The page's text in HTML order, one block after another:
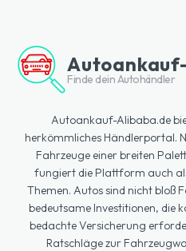
Finde dein Autohändler
Autoankauf-Alibaba.de
herkömmliches Händlerportal.
Fahrzeuge einer breiten
fungiert die Plattform auch
Themen. Autos sind nicht bloß
bedeutsame Investitionen, die
bedachte Versicherung
Ratschläge zur